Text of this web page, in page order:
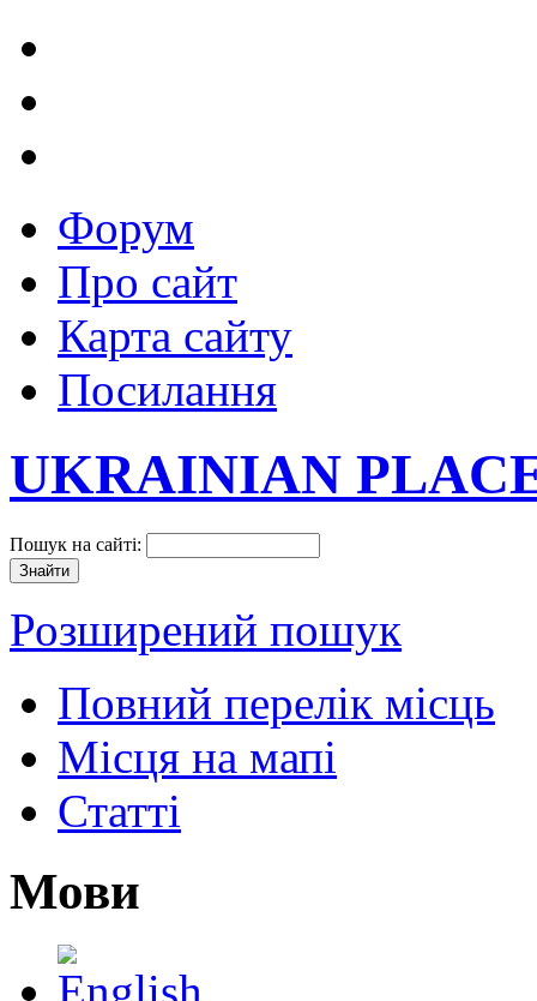
Форум
Про сайт
Карта сайту
Посилання
UKRAINIAN
Пошук на сайті:
Розширений пошук
Повний перелік місць
Місця на мапі
Статті
Мови